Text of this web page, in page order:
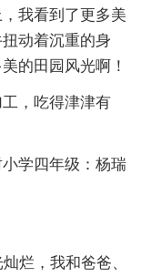
我看到了更多美
动着沉重的身
的田园风光啊！
，吃得津津有
学四年级：杨瑞
烂，我和爸爸、